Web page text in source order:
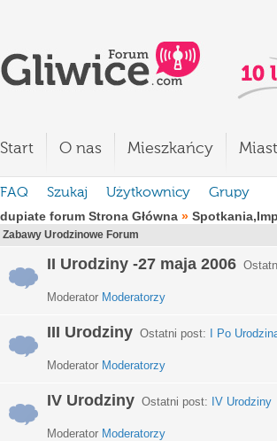
Start O nas Mieszkańcy
FAQ Szukaj Użytkownicy Grupy
dupiate forum Strona Główna »
Zabawy Urodzinowe Forum
II Urodziny -27 maja 2006
Moderator Moderatorzy
III Urodziny Ostatni post: I Po
Moderator Moderatorzy
IV Urodziny Ostatni post: IV Urodziny
Moderator Moderatorzy